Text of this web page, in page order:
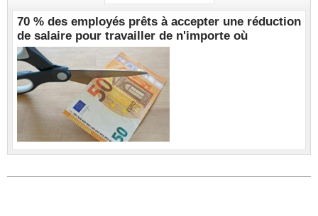
70 % des employés prêts à accepter une réduction
de salaire pour travailler de n'importe où